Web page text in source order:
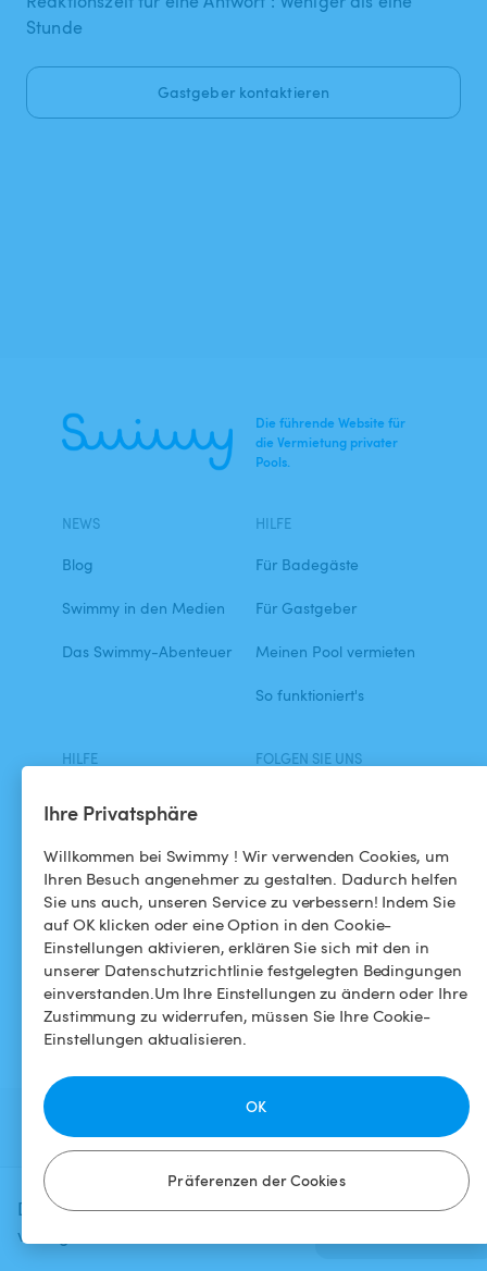
Ihre Privatsphäre
Willkommen bei Swimmy ! Wir verwenden Cookies, um
Ihren Besuch angenehmer zu gestalten. Dadurch helfen
Sie uns auch, unseren Service zu verbessern! Indem Sie
auf OK klicken oder eine Option in den Cookie-
Einstellungen aktivieren, erklären Sie sich mit den in
unserer Datenschutzrichtlinie festgelegten Bedingungen
einverstanden.Um Ihre Einstellungen zu ändern oder Ihre
Zustimmung zu widerrufen, müssen Sie Ihre Cookie-
Einstellungen aktualisieren.
Präferenzen der Cookies
OK
Diese Anzeige ist derzeit nicht
verfügbar.
Verfügbarkeit
Stunde
Gastgeber kontaktieren
Die führende Website für
die Vermietung privater
Pools.
NEWS
Blog
Swimmy in den Medien
Das Swimmy-Abenteuer
HILFE
Für Badegäste
Für Gastgeber
Meinen Pool vermieten
So funktioniert's
HILFE
Geschäftsbedingungen
Datenschutzbestimmungen
Impressums
FOLGEN SIE UNS